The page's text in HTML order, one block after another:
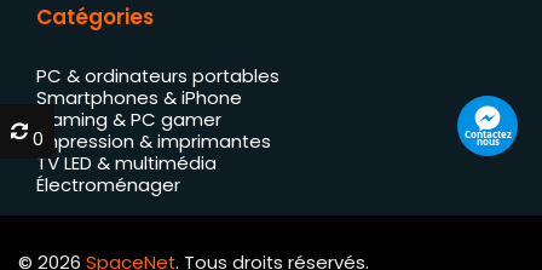
Catégories
PC & ordinateurs portables
Smartphones & iPhone
Gaming & PC gamer
Impression & imprimantes
TV LED & multimédia
Électroménager
© 2026 SpaceNet. Tous droits réservés.
Contactez
nous
0
0